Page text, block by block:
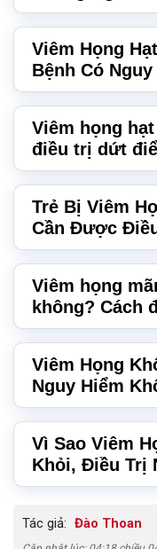
Viêm Họng
Bệnh Có
Viêm họng
điều trị dứt
Trẻ Bị Viêm
Cần Được
Viêm họng
không? Cách
Viêm Họng
Nguy Hiểm
Vì Sao Viêm
Khỏi, Điều Trị
Tác giả: Đào Thoan